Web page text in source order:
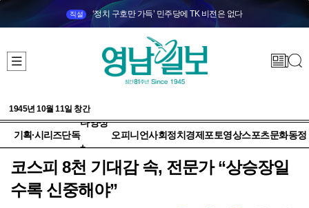
직설 ‘정치 구호만 가득’ 민주당에 TK 비전은 없다
1945년 10월 11일 창간
기획·시리즈단독
다양성
+
오피니언사회정치 경제 포토영상스포츠문화동정
코스피 8천 기대감 속, 전문가 “상승장일
수록 신중해야”